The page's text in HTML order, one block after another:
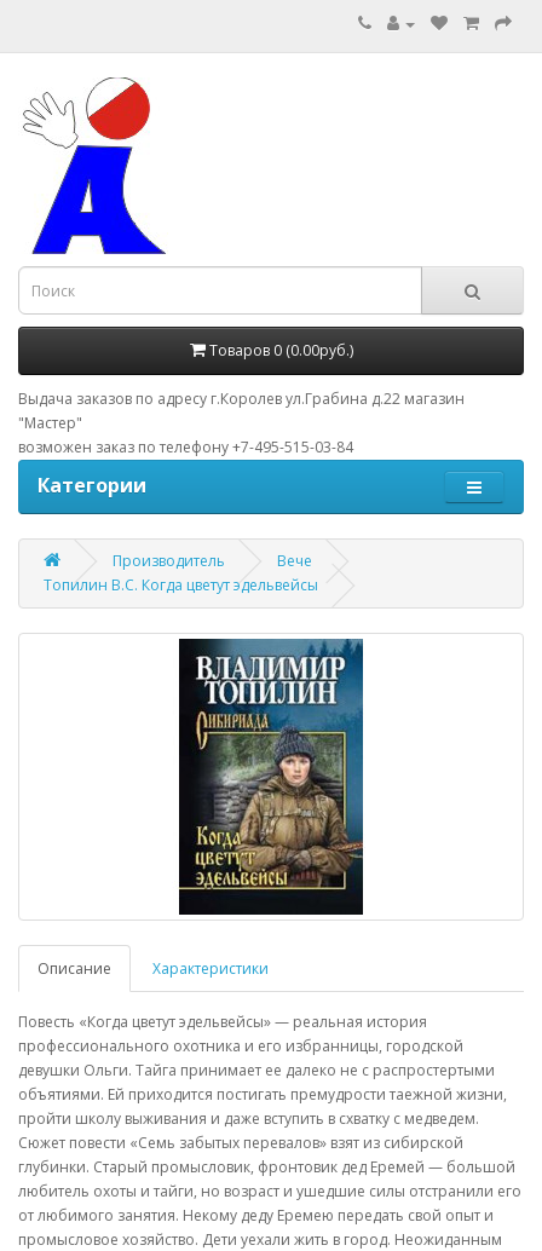
Товаров 0 (0.00руб.)
Выдача заказов по адресу г.Королев ул.Грабина д.22 магазин
"Мастер"
возможен заказ по телефону +7-495-515-03-84
Категории
Производитель
Вече
Топилин В.С. Когда цветут эдельвейсы
Описание Характеристики
Повесть «Когда цветут эдельвейсы» — реальная история
профессионального охотника и его избранницы, городской
девушки Ольги. Тайга принимает ее далеко не с распростертыми
объятиями. Ей приходится постигать премудрости таежной жизни,
пройти школу выживания и даже вступить в схватку с медведем.
Сюжет повести «Семь забытых перевалов» взят из сибирской
глубинки. Старый промысловик, фронтовик дед Еремей — большой
любитель охоты и тайги, но возраст и ушедшие силы отстранили его
от любимого занятия. Некому деду Еремею передать свой опыт и
промысловое хозяйство. Дети уехали жить в город. Неожиданным